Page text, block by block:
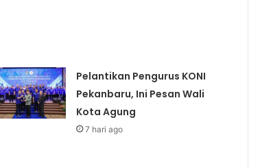
Pelantikan Pengurus KONI
Pekanbaru, Ini Pesan Wali
Kota Agung
7 hari ago